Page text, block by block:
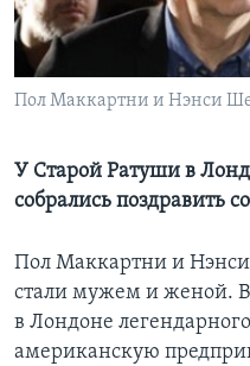
Learning English
СОЦИАЛЬНЫЕ СЕТИ
Языки
Пол Маккартни и Нэнси
У Старой Ратуши в
собрались поздравить
Пол Маккартни и Нэнси
стали мужем и женой.
в Лондоне
американскую